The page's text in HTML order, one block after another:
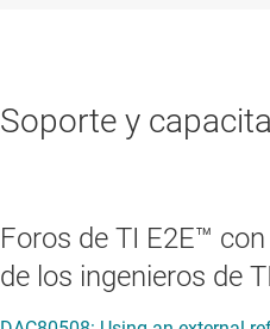
Soporte y
Foros de TI E2E™
de los ingenieros de TI